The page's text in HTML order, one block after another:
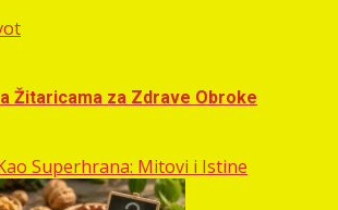
Žitaricama za Zdrave Obroke
Superhrana: Mitovi i Istine